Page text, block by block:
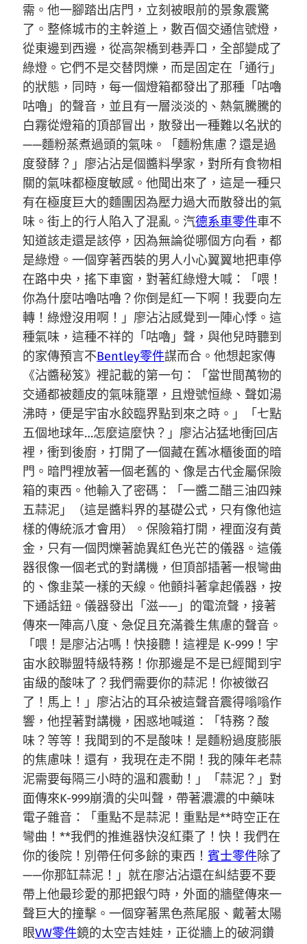
需。他一腳踏出店門，立刻被眼前的景象震驚
了。整條城市的主幹道上，數百個交通信號燈，
從東邊到西邊，從高架橋到巷弄口，全部變成了
綠燈。它們不是交替閃爍，而是固定在「通行」
的狀態，同時，每一個燈箱都發出了那種「咕嚕
咕嚕」的聲音，並且有一層淡淡的、熱氣騰騰的
白霧從燈箱的頂部冒出，散發出一種難以名狀的
——麵粉蒸煮過頭的氣味。「麵粉焦慮？還是過
度發酵？」廖沾沾是個醬料學家，對所有食物相
關的氣味都極度敏感。他聞出來了，這是一種只
有在極度巨大的麵團因為壓力過大而散發出的氣
味。街上的行人陷入了混亂。汽德系車零件車不
知道該走還是該停，因為無論從哪個方向看，都
是綠燈。一個穿著西裝的男人小心翼翼地把車停
在路中央，搖下車窗，對著紅綠燈大喊：「喂！
你為什麼咕嚕咕嚕？你倒是紅一下啊！我要向左
轉！綠燈沒用啊！」廖沾沾感覺到一陣心悸。這
種氣味，這種不祥的「咕嚕」聲，與他兒時聽到
的家傳預言不Bentley零件謀而合。他想起家傳
《沾醬秘笈》裡記載的第一句：「當世間萬物的
交通都被麵皮的氣味籠罩，且燈號恒綠、聲如湯
沸時，便是宇宙水餃臨界點到來之時。」「七點
五個地球年…怎麼這麼快？」廖沾沾猛地衝回店
裡，衝到後廚，打開了一個藏在舊冰櫃後面的暗
門。暗門裡放著一個老舊的、像是古代金屬保險
箱的東西。他輸入了密碼：「一醬二醋三油四辣
五蒜泥」（這是醬料界的基礎公式，只有像他這
樣的傳統派才會用）。保險箱打開，裡面沒有黃
金，只有一個閃爍著詭異紅色光芒的儀器。這儀
器很像一個老式的對講機，但頂部插著一根彎曲
的、像韭菜一樣的天線。他顫抖著拿起儀器，按
下通話鈕。儀器發出「滋——」的電流聲，接著
傳來一陣高八度、急促且充滿養生焦慮的聲音。
「喂！是廖沾沾嗎！快接聽！這裡是 K-999！宇
宙水餃聯盟特級特務！你那邊是不是已經聞到宇
宙級的酸味了？我們需要你的蒜泥！你被徵召
了！馬上！」廖沾沾的耳朵被這聲音震得嗡嗡作
響，他捏著對講機，困惑地喊道：「特務？酸
味？等等！我聞到的不是酸味！是麵粉過度膨脹
的焦慮味！還有，我現在走不開！我的陳年老蒜
泥需要每隔三小時的溫和震動！」「蒜泥？」對
面傳來K-999崩潰的尖叫聲，帶著濃濃的中藥味
電子雜音：「重點不是蒜泥！重點是**時空正在
彎曲！**我們的推進器快沒紅棗了！快！我們在
你的後院！別帶任何多餘的東西！ 賓士零件除了
——你那缸蒜泥！」就在廖沾沾還在糾結要不要
帶上他最珍愛的那把銀勺時，外面的牆壁傳來一
聲巨大的撞擊。一個穿著黑色燕尾服、戴著太陽
眼VW零件鏡的太空吉娃娃，正從牆上的破洞鑽